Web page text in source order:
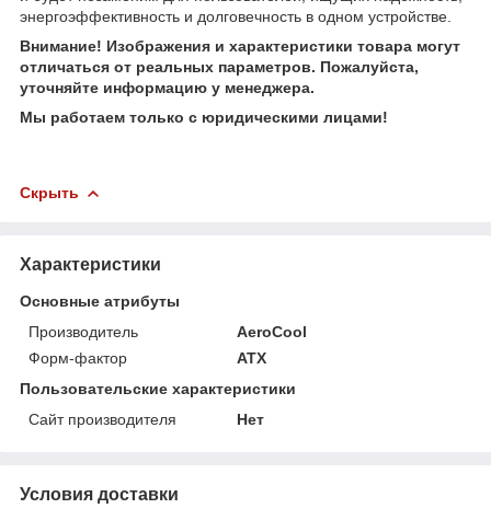
энергоэффективность и долговечность в одном устройстве.
Внимание! Изображения и характеристики товара могут
отличаться от реальных параметров. Пожалуйста,
уточняйте информацию у менеджера.
Мы работаем только с юридическими лицами!
Скрыть
Характеристики
Основные атрибуты
Производитель
AeroCool
Форм-фактор
ATX
Пользовательские характеристики
Сайт производителя
Нет
Условия доставки